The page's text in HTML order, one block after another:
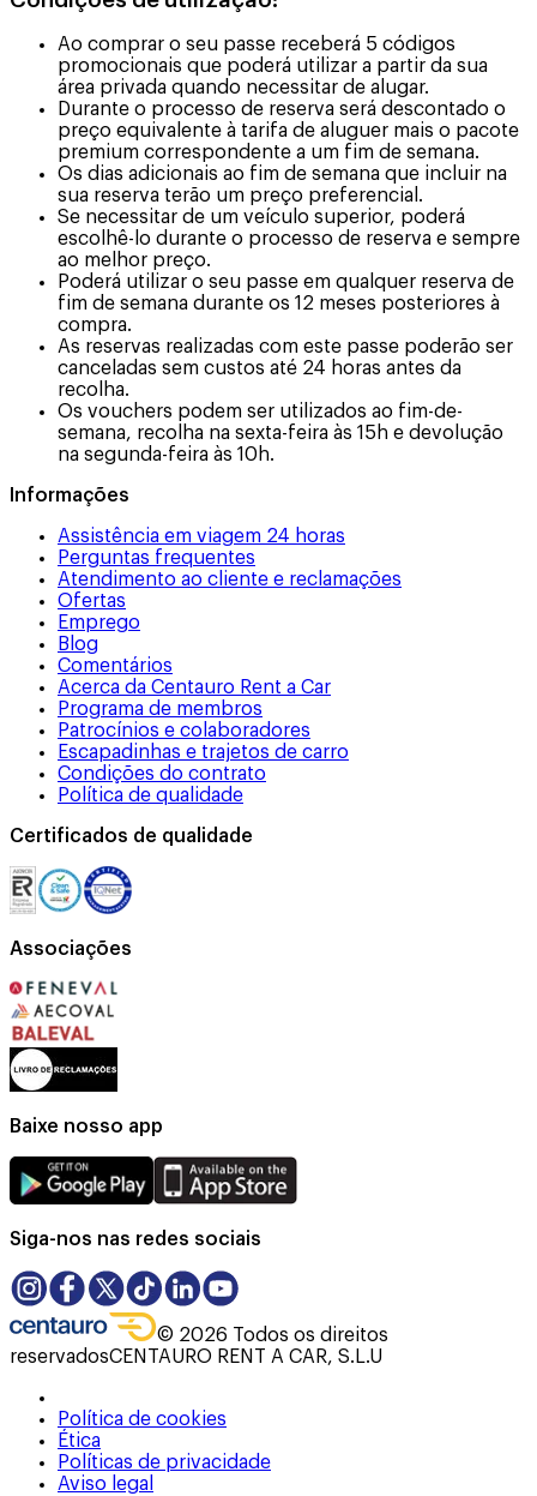
Ao comprar o seu passe receberá 5 códigos
promocionais que poderá utilizar a partir da sua
área privada quando necessitar de alugar.
Durante o processo de reserva será descontado o
preço equivalente à tarifa de aluguer mais o pacote
premium correspondente a um fim de semana.
Os dias adicionais ao fim de semana que incluir na
sua reserva terão um preço preferencial.
Se necessitar de um veículo superior, poderá
escolhê-lo durante o processo de reserva e sempre
ao melhor preço.
Poderá utilizar o seu passe em qualquer reserva de
fim de semana durante os 12 meses posteriores à
compra.
As reservas realizadas com este passe poderão ser
canceladas sem custos até 24 horas antes da
recolha.
Os vouchers podem ser utilizados ao fim-de-
semana, recolha na sexta-feira às 15h e devolução
na segunda-feira às 10h.
Informações
Assistência em viagem 24 horas
Perguntas frequentes
Atendimento ao cliente e reclamações
Ofertas
Emprego
Blog
Comentários
Acerca da Centauro Rent a Car
Programa de membros
Patrocínios e colaboradores
Escapadinhas e trajetos de carro
Condições do contrato
Política de qualidade
Certificados de qualidade
Associações
Baixe nosso app
Siga-nos nas redes sociais
© 2026 Todos os direitos
reservadosCENTAURO RENT A CAR, S.L.U
Política de cookies
Ética
Políticas de privacidade
Aviso legal